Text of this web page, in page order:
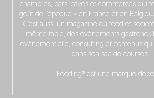
chambres, bars, caves et commerces qui
goût de l’époque » en France et en
C’est aussi un magazine où food et
même table, des événements
événementielle, consulting et contenus qui
dans son sac de courses…
Fooding® est une marque